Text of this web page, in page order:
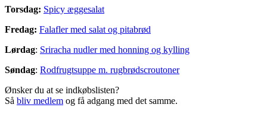
Torsdag: Spicy æggesalat
Fredag: Falafler med salat og pitabrød
Lørdag: Sriracha nudler med honning og kylling
Søndag: Rodfrugtsuppe m. rugbrødscroutoner
Ønsker du at se indkøbslisten?
Så bliv medlem og få adgang med det samme.